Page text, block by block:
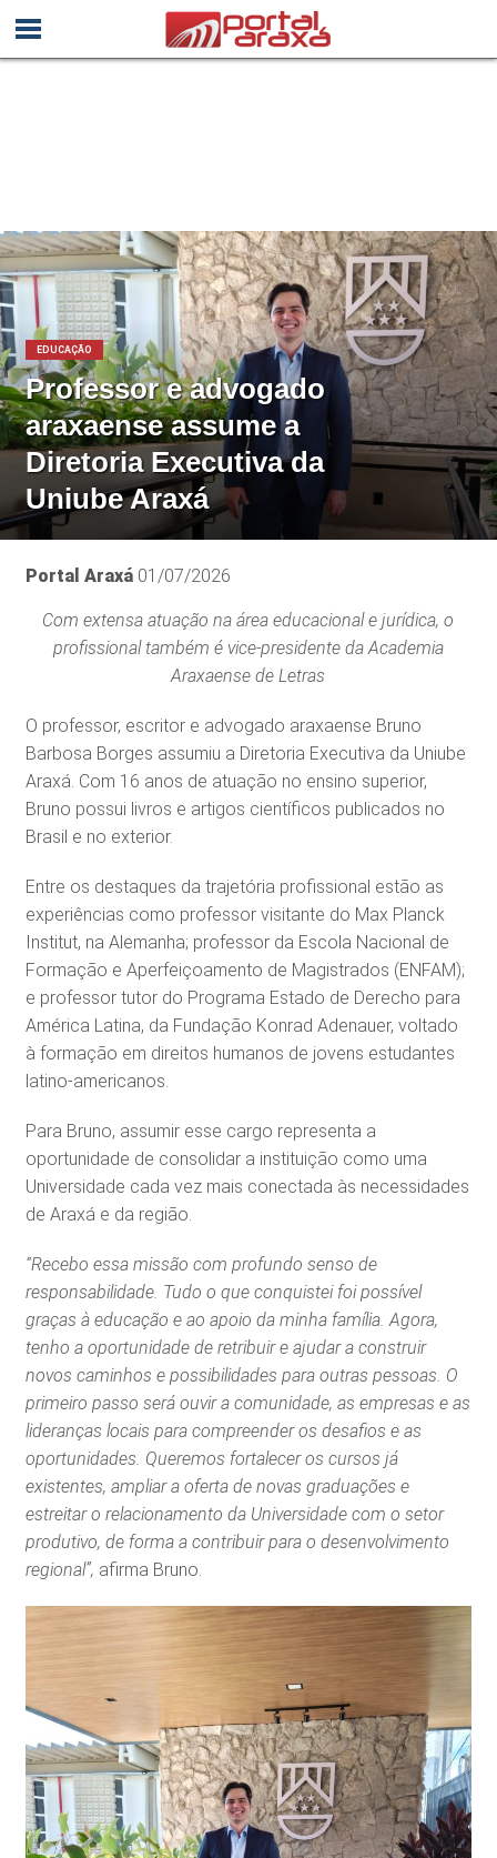
EDUCAÇÃO
Professor e advogado
araxaense assume a
Diretoria Executiva da
Uniube Araxá
Portal Araxá 01/07/2026
Com extensa atuação na área educacional e jurídica, o
profissional também é vice-presidente da Academia
Araxaense de Letras
O professor, escritor e advogado araxaense Bruno
Barbosa Borges assumiu a Diretoria Executiva da Uniube
Araxá. Com 16 anos de atuação no ensino superior,
Bruno possui livros e artigos científicos publicados no
Brasil e no exterior.
Entre os destaques da trajetória profissional estão as
experiências como professor visitante do Max Planck
Institut, na Alemanha; professor da Escola Nacional de
Formação e Aperfeiçoamento de Magistrados (ENFAM);
e professor tutor do Programa Estado de Derecho para
América Latina, da Fundação Konrad Adenauer, voltado
à formação em direitos humanos de jovens estudantes
latino-americanos.
Para Bruno, assumir esse cargo representa a
oportunidade de consolidar a instituição como uma
Universidade cada vez mais conectada às necessidades
de Araxá e da região.
“Recebo essa missão com profundo senso de
responsabilidade. Tudo o que conquistei foi possível
graças à educação e ao apoio da minha família. Agora,
tenho a oportunidade de retribuir e ajudar a construir
novos caminhos e possibilidades para outras pessoas. O
primeiro passo será ouvir a comunidade, as empresas e as
lideranças locais para compreender os desafios e as
oportunidades. Queremos fortalecer os cursos já
existentes, ampliar a oferta de novas graduações e
estreitar o relacionamento da Universidade com o setor
produtivo, de forma a contribuir para o desenvolvimento
regional”, afirma Bruno.